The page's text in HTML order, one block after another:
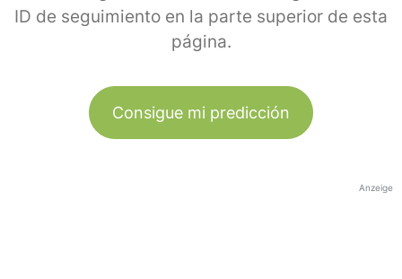
ID de seguimiento en la parte superior de esta
página.
Consigue mi predicción
Anzeige